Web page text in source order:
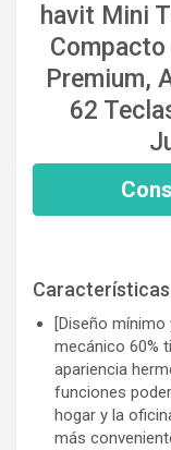
havit Mini
Premium,
62
Características
[Diseño
mecánico 60%
apariencia
funciones
hogar y la
más